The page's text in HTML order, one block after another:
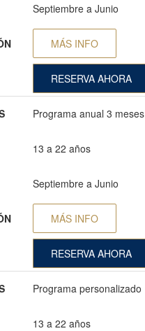
Septiembre a Junio
MÁS INFO
RESERVA AHORA
Programa anual 3 meses
13 a 22 años
Septiembre a Junio
MÁS INFO
RESERVA AHORA
Programa personalizado
13 a 22 años